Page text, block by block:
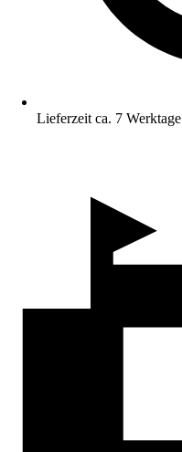
Lieferzeit ca. 7 Werktage